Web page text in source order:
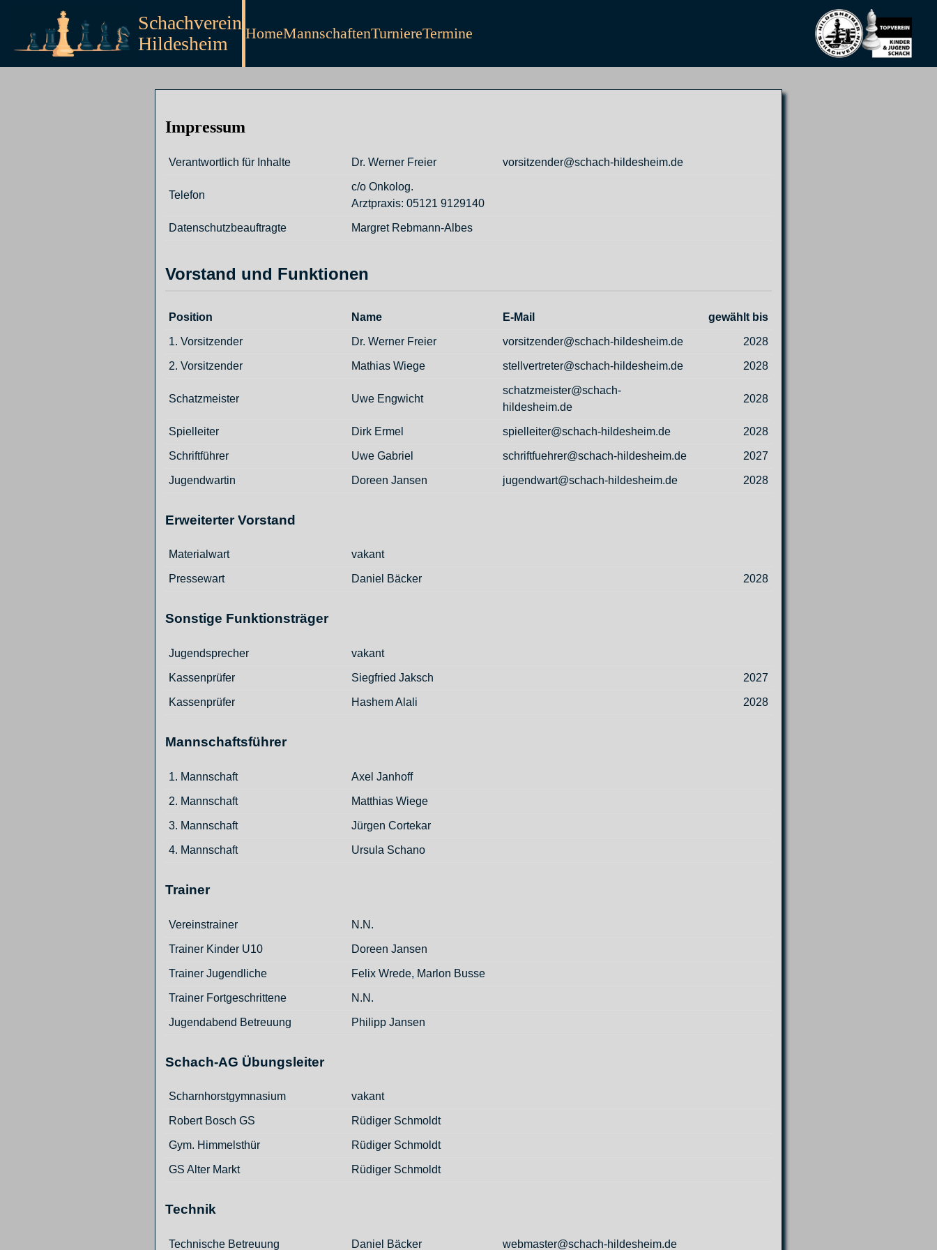
Schachverein
Hildesheim
HomeMannschaftenTurniereTermine
Impressum
Verantwortlich für Inhalte Dr. Werner Freier vorsitzender@schach-hildesheim.de
Telefon
c/o Onkolog.
Arztpraxis: 05121 9129140
Datenschutzbeauftragte Margret Rebmann-Albes
Vorstand und Funktionen
Position Name E-Mail gewählt bis
1. Vorsitzender Dr. Werner Freier vorsitzender@schach-hildesheim.de 2028
2. Vorsitzender Mathias Wiege stellvertreter@schach-hildesheim.de 2028
Schatzmeister Uwe Engwicht
schatzmeister@schach-
hildesheim.de
2028
Spielleiter Dirk Ermel spielleiter@schach-hildesheim.de 2028
Schriftführer Uwe Gabriel schriftfuehrer@schach-hildesheim.de 2027
Jugendwartin Doreen Jansen jugendwart@schach-hildesheim.de 2028
Erweiterter Vorstand
Materialwart vakant
Pressewart Daniel Bäcker 2028
Sonstige Funktionsträger
Jugendsprecher vakant
Kassenprüfer Siegfried Jaksch 2027
Kassenprüfer Hashem Alali 2028
Mannschaftsführer
1. Mannschaft Axel Janhoff
2. Mannschaft Matthias Wiege
3. Mannschaft Jürgen Cortekar
4. Mannschaft Ursula Schano
Trainer
Vereinstrainer N.N.
Trainer Kinder U10 Doreen Jansen
Trainer Jugendliche Felix Wrede, Marlon Busse
Trainer Fortgeschrittene N.N.
Jugendabend Betreuung Philipp Jansen
Schach-AG Übungsleiter
Scharnhorstgymnasium vakant
Robert Bosch GS Rüdiger Schmoldt
Gym. Himmelsthür Rüdiger Schmoldt
GS Alter Markt Rüdiger Schmoldt
Technik
Technische Betreuung Daniel Bäcker webmaster@schach-hildesheim.de